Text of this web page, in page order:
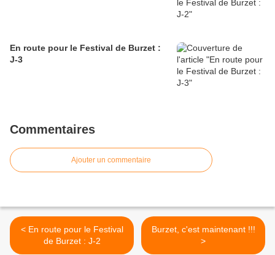
En route pour le Festival de Burzet :
J-3
Commentaires
Ajouter un commentaire
< En route pour le Festival
de Burzet : J-2
Burzet, c'est maintenant !!!
>